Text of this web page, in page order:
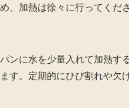
、加熱は徐々に行ってくだ
ンに水を少量入れて加熱す
す。定期的にひび割れや欠